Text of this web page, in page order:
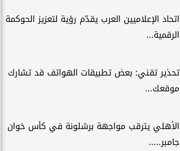
اتحاد الإعلاميين العرب يقدّم رؤية لتعزيز الحوكمة
الرقمية...
تحذير تقني: بعض تطبيقات الهواتف قد تشارك
موقعك...
الأهلي يترقب مواجهة برشلونة في كأس خوان
جامبر.....